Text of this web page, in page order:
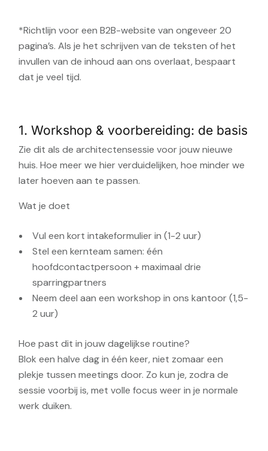
*Richtlijn voor een B2B-website van ongeveer 20
pagina’s. Als je het schrijven van de teksten of het
invullen van de inhoud aan ons overlaat, bespaart
dat je veel tijd.
1. Workshop & voorbereiding: de basis
Zie dit als de architectensessie voor jouw nieuwe
huis. Hoe meer we hier verduidelijken, hoe minder we
later hoeven aan te passen.
Wat je doet
Vul een kort intakeformulier in (1-2 uur)
Stel een kernteam samen: één
hoofdcontactpersoon + maximaal drie
sparringpartners
Neem deel aan een workshop in ons kantoor (1,5-
2 uur)
Hoe past dit in jouw dagelijkse routine?
Blok een halve dag in één keer, niet zomaar een
plekje tussen meetings door. Zo kun je, zodra de
sessie voorbij is, met volle focus weer in je normale
werk duiken.